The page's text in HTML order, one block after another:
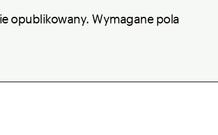
opublikowany. Wymagane pola